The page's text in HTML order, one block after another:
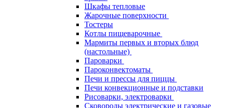
Шкафы тепловые
Жарочные поверхности
Тостеры
Котлы пищеварочные
Мармиты первых и вторых блюд
(настольные)
Пароварки
Пароконвектоматы
Печи и прессы для пиццы
Печи конвекционные и подставки
Рисоварки, электроварки
Сковороды электрические и газовые